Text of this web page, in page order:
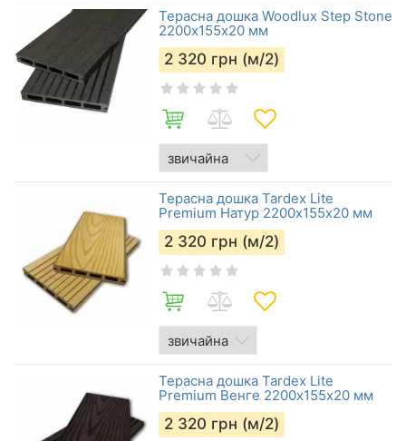
Терасна дошка Woodlux Step Stone
2200х155х20 мм
2 320 грн (м/2)
Терасна дошка Tardex Lite
Premium Натур 2200х155x20 мм
2 320 грн (м/2)
Терасна дошка Tardex Lite
Premium Венге 2200х155x20 мм
2 320 грн (м/2)